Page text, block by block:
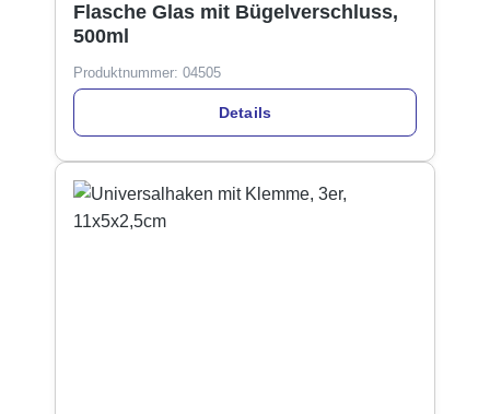
Flasche Glas mit Bügelverschluss,
500ml
Produktnummer: 04505
Details